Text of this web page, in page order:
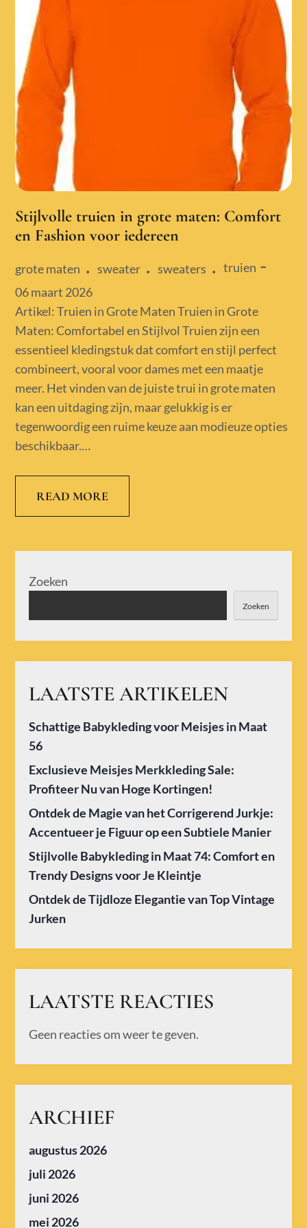
Stijlvolle truien in grote maten: Comfort
en Fashion voor iedereen
grote maten sweater sweaters
truien
Posted
on
06 maart 2026
Artikel: Truien in Grote Maten Truien in Grote
Maten: Comfortabel en Stijlvol Truien zijn een
essentieel kledingstuk dat comfort en stijl perfect
combineert, vooral voor dames met een maatje
meer. Het vinden van de juiste trui in grote maten
kan een uitdaging zijn, maar gelukkig is er
tegenwoordig een ruime keuze aan modieuze opties
beschikbaar.…
READ MORE
Zoeken
Zoeken
LAATSTE ARTIKELEN
Schattige Babykleding voor Meisjes in Maat
56
Exclusieve Meisjes Merkkleding Sale:
Profiteer Nu van Hoge Kortingen!
Ontdek de Magie van het Corrigerend Jurkje:
Accentueer je Figuur op een Subtiele Manier
Stijlvolle Babykleding in Maat 74: Comfort en
Trendy Designs voor Je Kleintje
Ontdek de Tijdloze Elegantie van Top Vintage
Jurken
LAATSTE REACTIES
Geen reacties om weer te geven.
ARCHIEF
augustus 2026
juli 2026
juni 2026
mei 2026